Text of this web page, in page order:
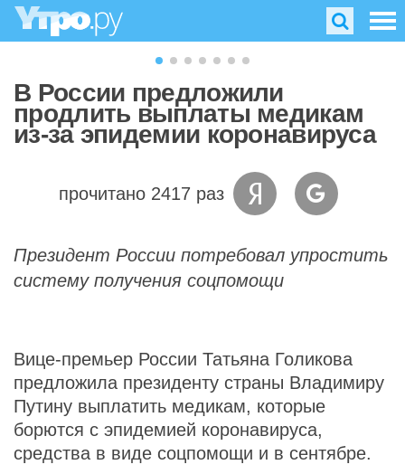
В России предложили
продлить выплаты медикам
из-за эпидемии коронавируса
прочитано 2417 раз
Президент России потребовал упростить
систему получения соцпомощи
Вице-премьер России Татьяна Голикова
предложила президенту страны Владимиру
Путину выплатить медикам, которые
борются с эпидемией коронавируса,
средства в виде соцпомощи и в сентябре.